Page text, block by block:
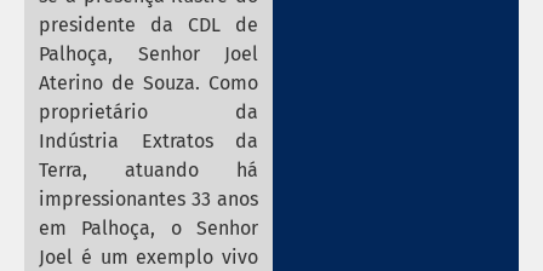
presidente da CDL de
Palhoça, Senhor Joel
Aterino de Souza. Como
proprietário da
Indústria Extratos da
Terra, atuando há
impressionantes 33 anos
em Palhoça, o Senhor
Joel é um exemplo vivo